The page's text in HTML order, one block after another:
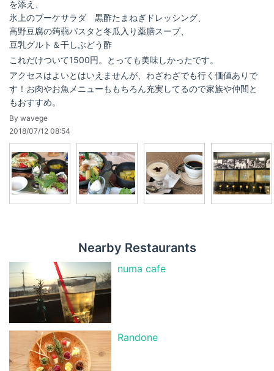
を添え、
氷上のブーケサラダ 黒酢たまねぎドレッシング、
高野豆腐の蒟蒻パスタと冬瓜入り薬膳スープ、
豆乳グルト＆干しぶどう酢
これだけついて1500円。とっても美味しかったです。
アクセスはよいとはいえませんが、わざわざでも行く価値ありで
す！お肉やお魚メニューももちろん充実してるので家族や仲間と
もおすすめ。
By wavege
2018/07/12 08:54
Nearby Restaurants
numa cafe
Randone